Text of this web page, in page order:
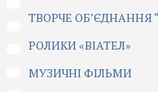
ТВОРЧЕ ОБ’ЄДНАННЯ
РОЛИКИ «ВІАТЕЛ»
МУЗИЧНІ ФІЛЬМИ